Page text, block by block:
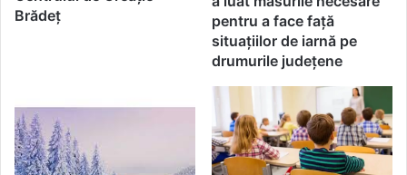
Brădeț
pentru a face față
situațiilor de iarnă pe
drumurile județene